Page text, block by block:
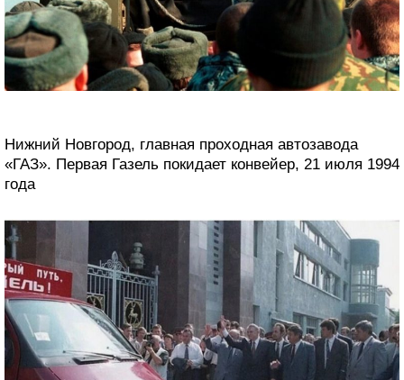
Нижний Новгород, главная проходная автозавода
«ГАЗ». Первая Газель покидает конвейер, 21 июля 1994
года